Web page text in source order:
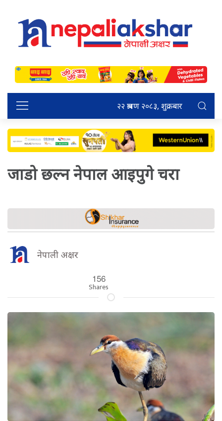
२२ श्रावण २०८३, शुक्रबार
जाडो छल्न नेपाल आइपुगे चरा
नेपाली अक्षर
156
Shares